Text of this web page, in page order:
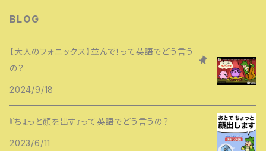
BLOG
【大人のフォニックス】並んで！って英語でどう言う
の？
2024/9/18
『ちょっと顔を出す』って英語でどう言うの？
2023/6/11